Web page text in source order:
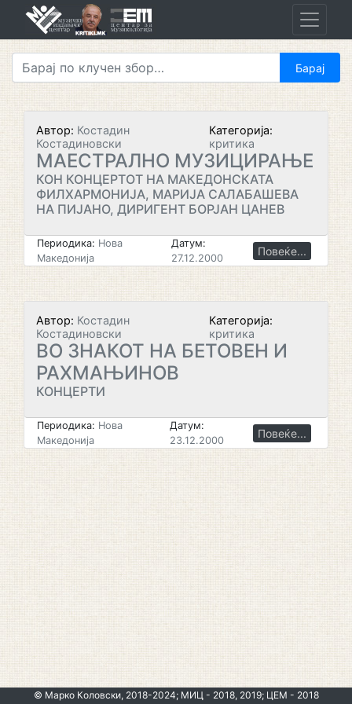
Автор: Костадин
Костадиновски
Категорија:
критика
МАЕСТРАЛНО МУЗИЦИРАЊЕ
КОН КОНЦЕРТОТ НА МАКЕДОНСКАТА
ФИЛХАРМОНИЈА, МАРИЈА САЛАБАШЕВА
НА ПИЈАНО, ДИРИГЕНТ БОРЈАН ЦАНЕВ
Периодика: Нова
Македонија
Датум:
27.12.2000
Повеќе...
Автор: Костадин
Костадиновски
Категорија:
критика
ВО ЗНАКОТ НА БЕТОВЕН И
РАХМАЊИНОВ
КОНЦЕРТИ
Периодика: Нова
Македонија
Датум:
23.12.2000
Повеќе...
© Марко Коловски, 2018-2024; МИЦ - 2018, 2019; ЦЕМ - 2018